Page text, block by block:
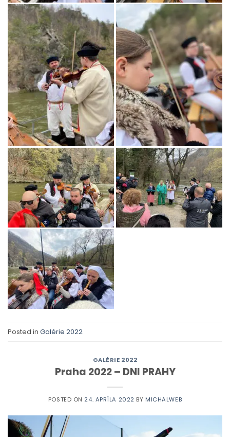
Posted in Galérie 2022
GALÉRIE 2022
Praha 2022 – DNI PRAHY
POSTED ON 24. APRÍLA 2022 BY MICHALWEB